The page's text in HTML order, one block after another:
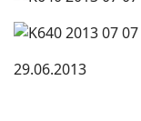
29.06.2013